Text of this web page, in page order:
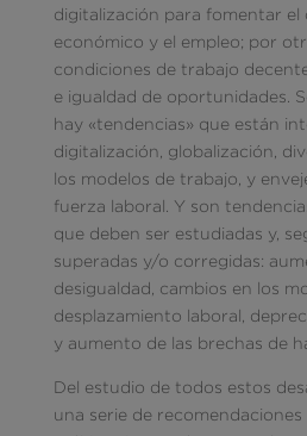
digitalización para fomentar el
económico y el empleo; por
condiciones de trabajo
e igualdad de oportunidades.
hay «tendencias» que están
digitalización, globalización,
los modelos de trabajo, y
fuerza laboral. Y son
que deben ser estudiadas y,
superadas y/o corregidas:
desigualdad, cambios en los
desplazamiento laboral,
y aumento de las brechas de
Del estudio de todos estos
una serie de recomendaciones